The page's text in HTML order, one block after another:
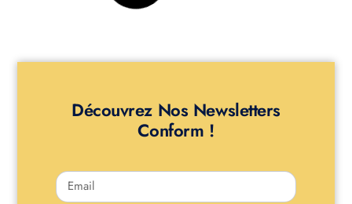
Vue Rapide